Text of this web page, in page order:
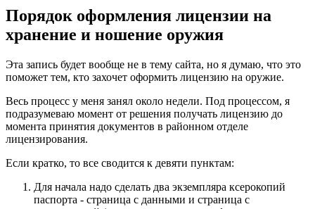
Порядок оформления лицензии на
хранение и ношение оружия
Эта запись будет вообще не в тему сайта, но я думаю, что это
поможет тем, кто захочет оформить лицензию на оружие.
Весь процесс у меня занял около недели. Под процессом, я
подразумеваю момент от решения получать лицензию до
момента принятия документов в районном отделе
лицензирования.
Если кратко, то все сводится к девяти пунктам:
Для начала надо сделать два экземпляра ксерокопий
паспорта - страница с данными и страница с